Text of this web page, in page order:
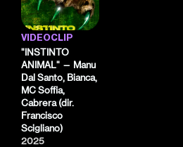
VIDEOCLIP
"INSTINTO
ANIMAL" — Manu
Dal Santo, Bianca,
MC Soffia,
Cabrera (dir.
Francisco
Scigliano)
2025